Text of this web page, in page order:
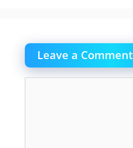
Leave a Comment